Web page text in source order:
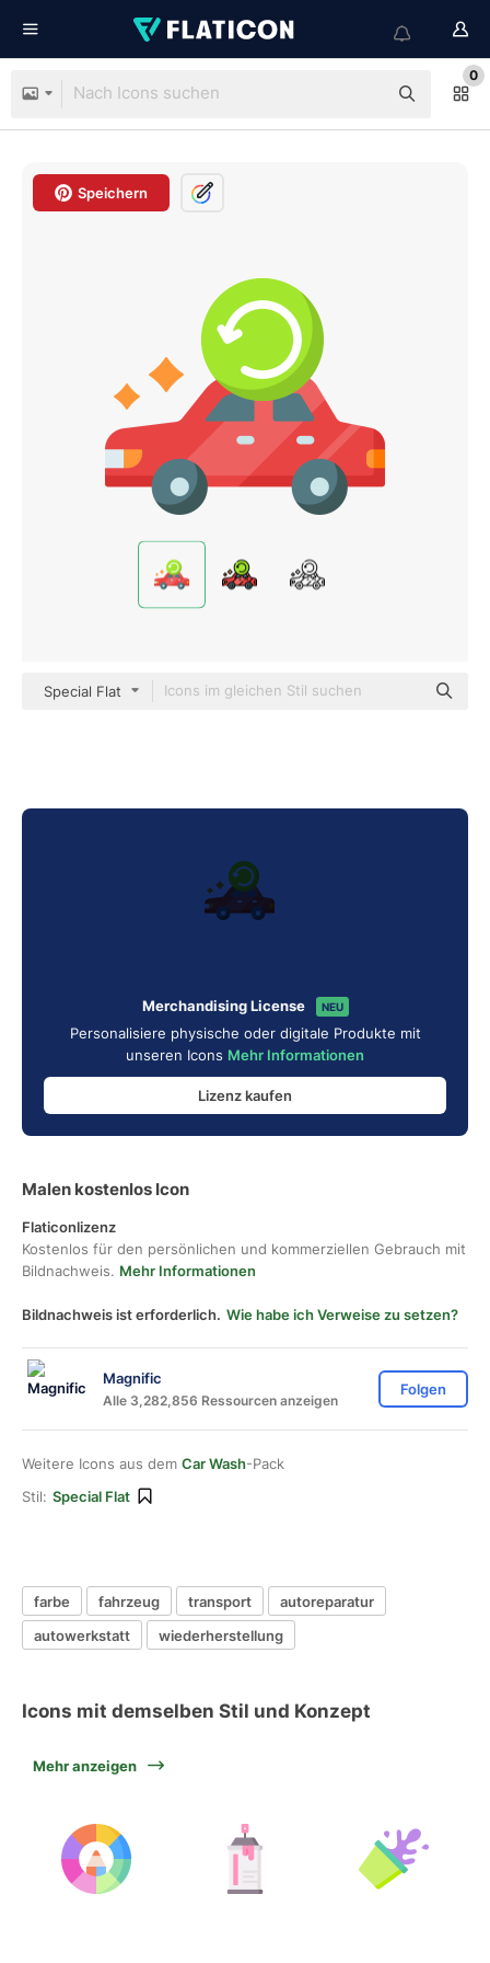
0
Speichern
Special Flat
Merchandising License NEU
Personalisiere physische oder digitale Produkte mit
unseren Icons Mehr Informationen
Lizenz kaufen
Malen kostenlos Icon
Flaticonlizenz
Kostenlos für den persönlichen und kommerziellen Gebrauch mit
Bildnachweis. Mehr Informationen
Bildnachweis ist erforderlich. Wie habe ich Verweise zu setzen?
Magnific
Alle 3,282,856 Ressourcen anzeigen
Folgen
Weitere Icons aus dem Car Wash-Pack
Stil: Special Flat
farbe fahrzeug transport
autoreparatur
autowerkstatt
wiederherstellung
Icons mit demselben Stil und Konzept
Mehr anzeigen